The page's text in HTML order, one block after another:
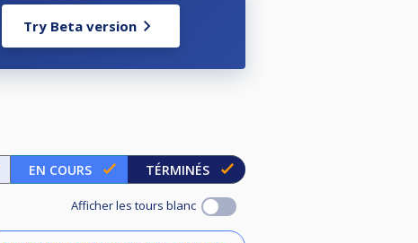
Try Beta version
EN COURS TÉRMINÉS
Afficher les tours blanc